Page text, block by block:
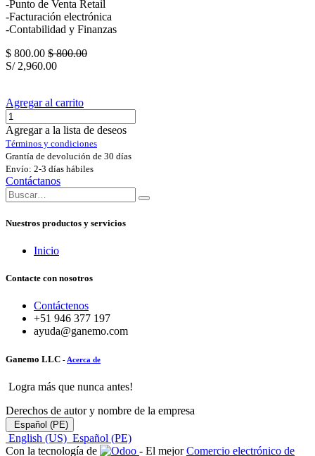
-Punto de Venta Retail
-Facturación electrónica
-Contabilidad y Finanzas
$ 800.00 $800.00
S/ 2,960.00
Agregar al carrito
Agregar a la lista de deseos
Términos y condiciones
Grantía de devolución de 30 días
Envío: 2-3 días hábiles
Contáctanos
Nuestros productos y servicios
Inicio
Contacte con nosotros
Contáctenos
+51 946 377 197
ayuda@ganemo.com
Ganemo LLC - Acerca de
Logra más que nunca antes!
Derechos de autor y nombre de la empresa
Español (PE)
English (US) Español (PE)
Con la tecnología de
- El mejorComercio electrónico de